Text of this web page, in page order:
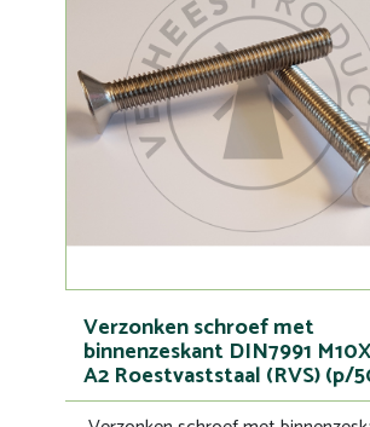
Verzonken schroef met
binnenzeskant DIN7991
A2 Roestvaststaal (RVS) (p/